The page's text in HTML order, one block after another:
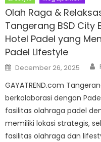
Olah Raga &
Tangerang BSD
Hotel Padel yang
Padel Lifestyle
Posted
on
December 26, 2025
GAYATREND.com
berkolaborasi dengan
fasilitas olahraga padel
memiliki lokasi strategis,
fasilitas olahraga dan